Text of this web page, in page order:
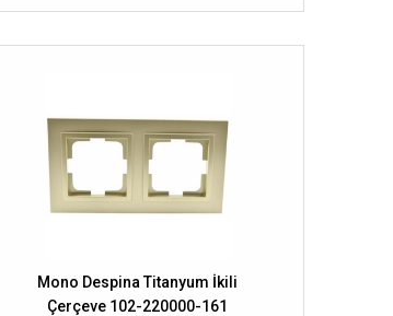
Mono Despina Titanyum İkili
Çerçeve 102-220000-161